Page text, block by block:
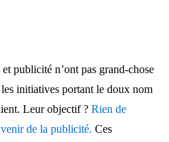
publicité n’ont pas grand-chose
initiatives portant le doux nom
Leur objectif ? Rien de
de la publicité. Ces